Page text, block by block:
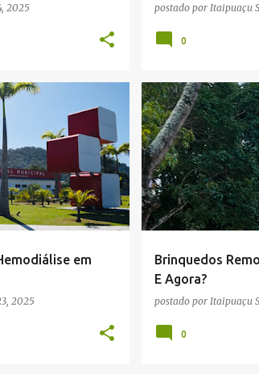
2025 postado por Itaipuaçu
0
em
2025
+
Brinquedos
E Agora?
postado por Itaipuaçu
0